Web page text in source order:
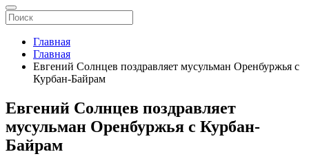
Главная
Главная
Евгений Солнцев поздравляет мусульман Оренбуржья с
Курбан-Байрам
Евгений Солнцев поздравляет
мусульман Оренбуржья с Курбан-
Байрам